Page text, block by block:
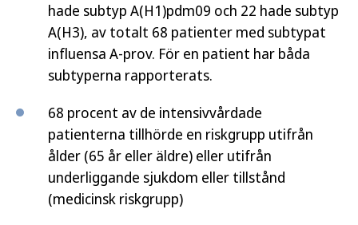
hade subtyp A(H1)pdm09 och 22 hade subtyp
A(H3), av totalt 68 patienter med subtypat
influensa A-prov. För en patient har båda
subtyperna rapporterats.
68 procent av de intensivvårdade
patienterna tillhörde en riskgrupp utifrån
ålder (65 år eller äldre) eller utifrån
underliggande sjukdom eller tillstånd
(medicinsk riskgrupp)